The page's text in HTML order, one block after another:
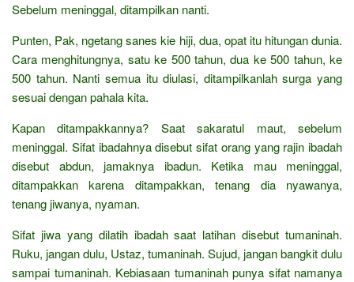
Sebelum meninggal, ditampilkan nanti.
Punten, Pak, ngetang sanes kie hiji, dua, opat itu hitungan dunia.
Cara menghitungnya, satu ke 500 tahun, dua ke 500 tahun, ke
500 tahun. Nanti semua itu diulasi, ditampilkanlah surga yang
sesuai dengan pahala kita.
Kapan ditampakkannya? Saat sakaratul maut, sebelum
meninggal. Sifat ibadahnya disebut sifat orang yang rajin ibadah
disebut abdun, jamaknya ibadun. Ketika mau meninggal,
ditampakkan karena ditampakkan, tenang dia nyawanya,
tenang jiwanya, nyaman.
Sifat jiwa yang dilatih ibadah saat latihan disebut tumaninah.
Ruku, jangan dulu, Ustaz, tumaninah. Sujud, jangan bangkit dulu
sampai tumaninah. Kebiasaan tumaninah punya sifat namanya